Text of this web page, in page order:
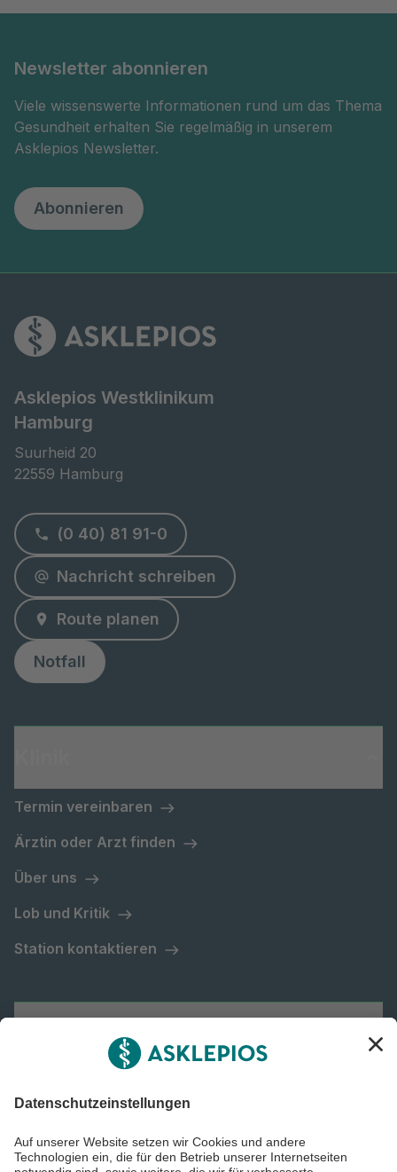
Newsletter abonnieren
Viele wissenswerte Informationen rund um das Thema
Gesundheit erhalten Sie regelmäßig in unserem
Asklepios Newsletter.
Abonnieren
Asklepios Westklinikum
Hamburg
Suurheid 20
22559 Hamburg
(0 40) 81 91-0
Nachricht schreiben
Route planen
Notfall
Termin vereinbaren
Ärztin oder Arzt finden
Über uns
Lob und Kritik
Station kontaktieren
Asklepios Gruppe